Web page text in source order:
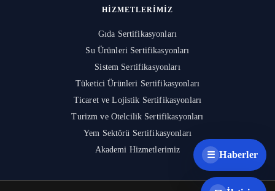
HIZMETLERIMIZ
Gıda Sertifikasyonları
Su Ürünleri Sertifikasyonları
Sistem Sertifikasyonları
Tüketici Ürünleri Sertifikasyonları
Ticaret ve Lojistik Sertifikasyonları
Turizm ve Otelcilik Sertifikasyonları
Yem Sektörü Sertifikasyonları
Akademi Hizmetlerimiz
☰ Haberler